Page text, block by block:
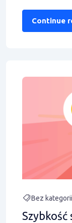
Jest to
Continue
Bez kategorii